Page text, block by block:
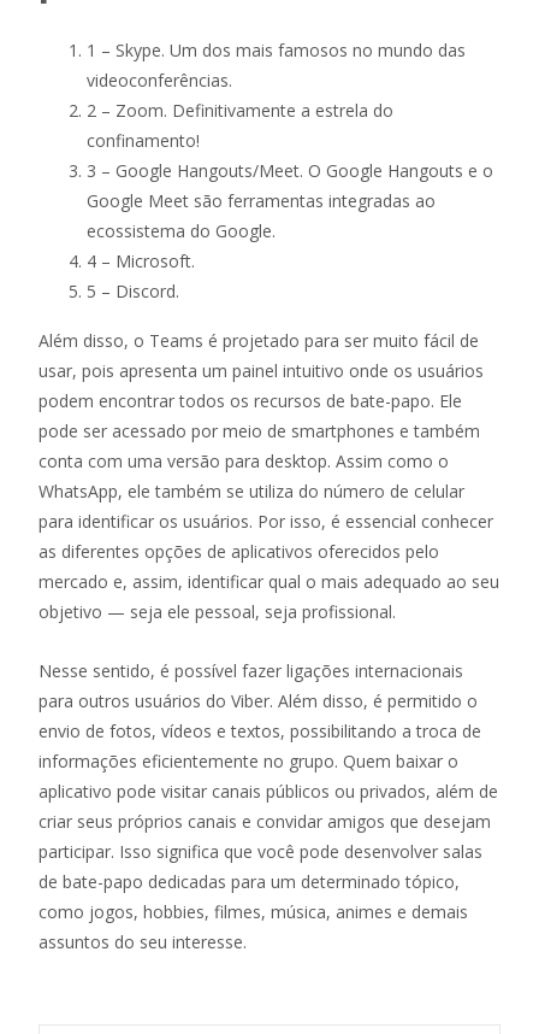
1 – Skype. Um dos mais famosos no mundo das
videoconferências.
2 – Zoom. Definitivamente a estrela do
confinamento!
3 – Google Hangouts/Meet. O Google Hangouts e o
Google Meet são ferramentas integradas ao
ecossistema do Google.
4 – Microsoft.
5 – Discord.
Além disso, o Teams é projetado para ser muito fácil de
usar, pois apresenta um painel intuitivo onde os usuários
podem encontrar todos os recursos de bate-papo. Ele
pode ser acessado por meio de smartphones e também
conta com uma versão para desktop. Assim como o
WhatsApp, ele também se utiliza do número de celular
para identificar os usuários. Por isso, é essencial conhecer
as diferentes opções de aplicativos oferecidos pelo
mercado e, assim, identificar qual o mais adequado ao seu
objetivo — seja ele pessoal, seja profissional.
Nesse sentido, é possível fazer ligações internacionais
para outros usuários do Viber. Além disso, é permitido o
envio de fotos, vídeos e textos, possibilitando a troca de
informações eficientemente no grupo. Quem baixar o
aplicativo pode visitar canais públicos ou privados, além de
criar seus próprios canais e convidar amigos que desejam
participar. Isso significa que você pode desenvolver salas
de bate-papo dedicadas para um determinado tópico,
como jogos, hobbies, filmes, música, animes e demais
assuntos do seu interesse.